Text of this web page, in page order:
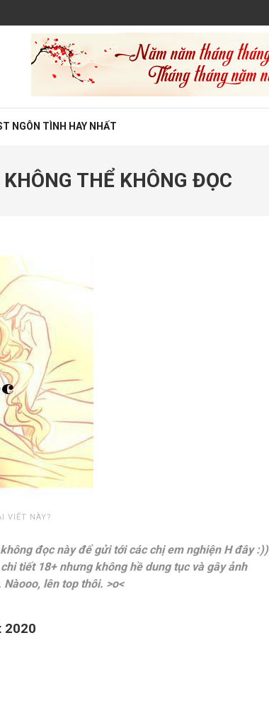
NGÔN TÌNH HAY NHẤT
THỂ KHÔNG ĐỌC
VIẾT NÀY?
đọc này để gửi tới các chị em nghiện H đây :))
tiết 18+ nhưng không hề dung tục và gây ảnh
lên top thôi. >o<
2020